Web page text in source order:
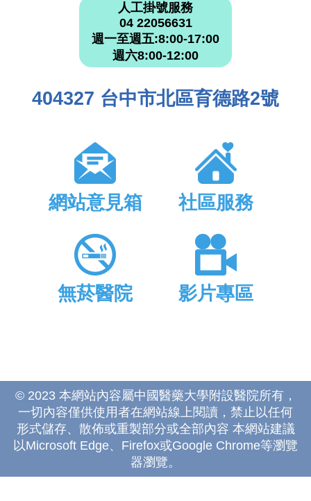
人工掛號服務
04 22056631
週一至週五:8:00-17:00
週六8:00-12:00
404327 台中市北區育德路2號
網站意見箱 社區服務
無菸醫院 影片專區
© 2023 本網站內容屬中國醫藥大學附設醫院所有，
一切內容僅供使用者在網站線上閱讀，禁止以任何
形式儲存、散佈或重製部分或全部內容 本網站建議
以Microsoft Edge、Firefox或Google Chrome等瀏覽
器瀏覽。